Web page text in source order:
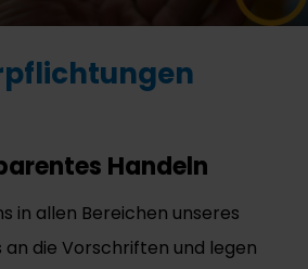
Handeln
in allen Bereichen unseres
die Vorschriften und legen